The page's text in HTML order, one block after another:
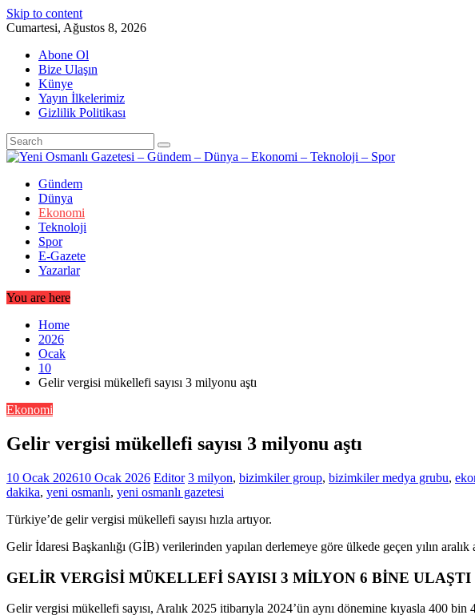
Skip to content
Cumartesi, Ağustos 8, 2026
Abone Ol
Bize Ulaşın
Künye
Yayın İlkelerimiz
Gizlilik Politikası
Gündem
Dünya
Ekonomi
Teknoloji
Spor
E-Gazete
Yazarlar
You are here
Home
2026
Ocak
10
Gelir vergisi mükellefi sayısı 3 milyonu aştı
Ekonomi
Gelir vergisi mükellefi sayısı 3 milyonu aştı
10 Ocak 202610 Ocak 2026 Editor 3 milyon, bizimkiler group, bizimkiler medya grubu,
dakika, yeni osmanlı, yeni osmanlı gazetesi
Türkiye’de gelir vergisi mükellefi sayısı hızla artıyor.
Gelir İdaresi Başkanlığı (GİB) verilerinden yapılan derlemeye göre ülkede geçen yılın
GELİR VERGİSİ MÜKELLEFİ SAYISI 3 MİLYON 6 BİNE ULAŞTI
Gelir vergisi mükellefi sayısı, Aralık 2025 itibarıyla 2024’ün aynı dönemine kıyasla 400 bin